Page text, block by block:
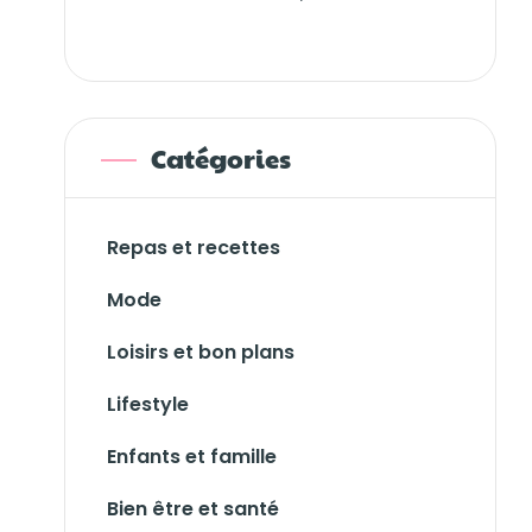
Catégories
Repas et recettes
Mode
Loisirs et bon plans
Lifestyle
Enfants et famille
Bien être et santé